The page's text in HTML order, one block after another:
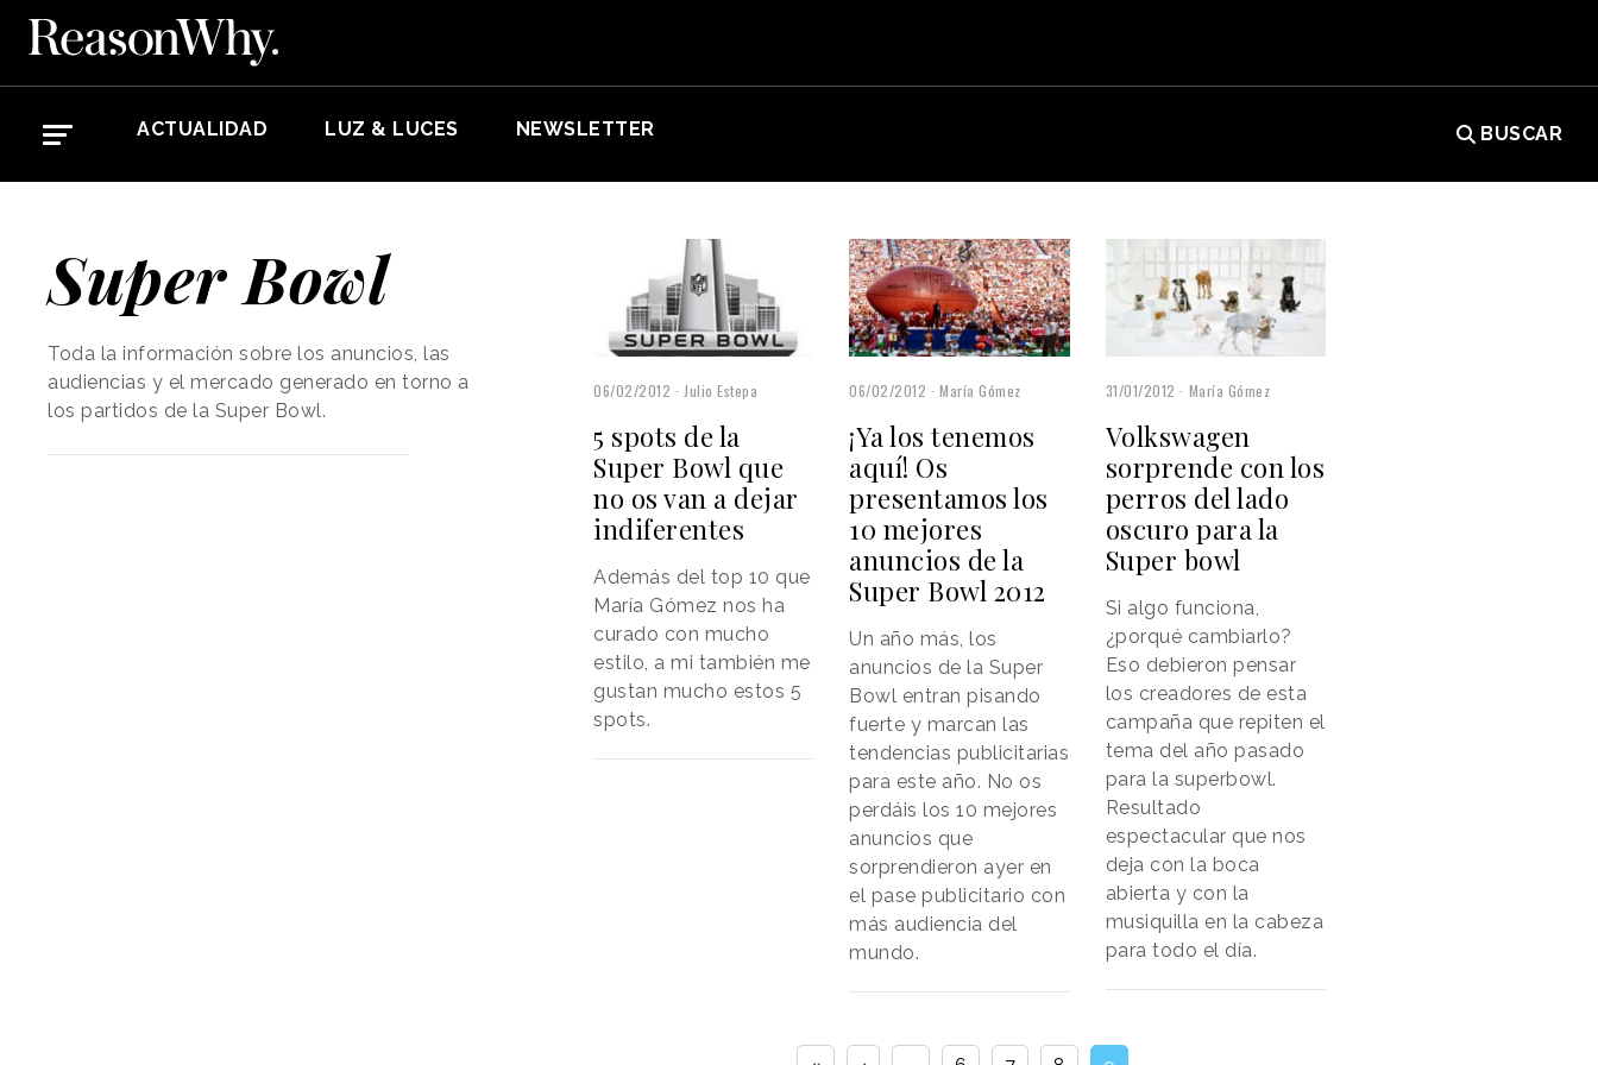
ACTUALIDAD LUZ & LUCES NEWSLETTER BUSCAR
Super Bowl
Toda la información sobre los anuncios, las
audiencias y el mercado generado en torno a
los partidos de la Super Bowl.
06/02/2012 Julio Estepa
5 spots de la
Super Bowl que
no os van a dejar
indiferentes
Además del top 10 que
María Gómez nos ha
curado con mucho
estilo, a mi también me
gustan mucho estos 5
spots.
06/02/2012 María Gómez
¡Ya los tenemos
aquí! Os
presentamos los
10 mejores
anuncios de la
Super Bowl 2012
Un año más, los
anuncios de la Super
Bowl entran pisando
fuerte y marcan las
tendencias publicitarias
para este año. No os
perdáis los 10 mejores
anuncios que
sorprendieron ayer en
el pase publicitario con
más audiencia del
mundo.
31/01/2012 María Gómez
Volkswagen
sorprende con los
perros del lado
oscuro para la
Super bowl
Si algo funciona,
¿porqué cambiarlo?
Eso debieron pensar
los creadores de esta
campaña que repiten el
tema del año pasado
para la superbowl.
Resultado
espectacular que nos
deja con la boca
abierta y con la
musiquilla en la cabeza
para todo el día.